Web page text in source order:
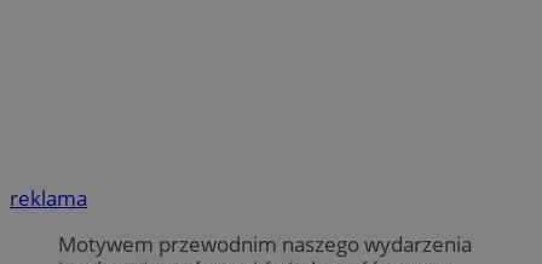
reklama
Motywem przewodnim naszego wydarzenia